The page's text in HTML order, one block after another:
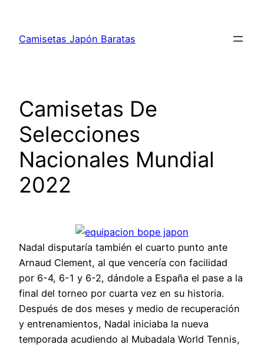
contenido
Camisetas Japón Baratas
Camisetas De
Selecciones
Nacionales Mundial
2022
Nadal disputaría también el cuarto punto ante
Arnaud Clement, al que vencería con facilidad
por 6-4, 6-1 y 6-2, dándole a España el pase a la
final del torneo por cuarta vez en su historia.
Después de dos meses y medio de recuperación
y entrenamientos, Nadal iniciaba la nueva
temporada acudiendo al Mubadala World Tennis,